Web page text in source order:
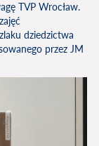
TVP Wrocław.
dziedzictwa
przez JM